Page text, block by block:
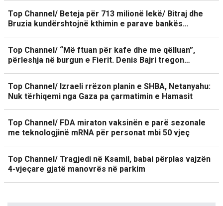
Top Channel/ Beteja për 713 milionë lekë/ Bitraj dhe
Bruzia kundërshtojnë kthimin e parave bankës…
Top Channel/ “Më ftuan për kafe dhe me qëlluan”,
përleshja në burgun e Fierit. Denis Bajri tregon…
Top Channel/ Izraeli rrëzon planin e SHBA, Netanyahu:
Nuk tërhiqemi nga Gaza pa çarmatimin e Hamasit
Top Channel/ FDA miraton vaksinën e parë sezonale
me teknologjinë mRNA për personat mbi 50 vjeç
Top Channel/ Tragjedi në Ksamil, babai përplas vajzën
4-vjeçare gjatë manovrës në parkim